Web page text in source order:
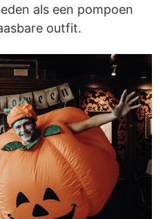
als een pompoen
outfit.